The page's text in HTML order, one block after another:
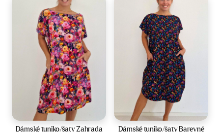
Velikost:44-50
Dámské tuniko/šaty Zahrada
Velikost:44-50
Dámské tuniko/šaty Barevné